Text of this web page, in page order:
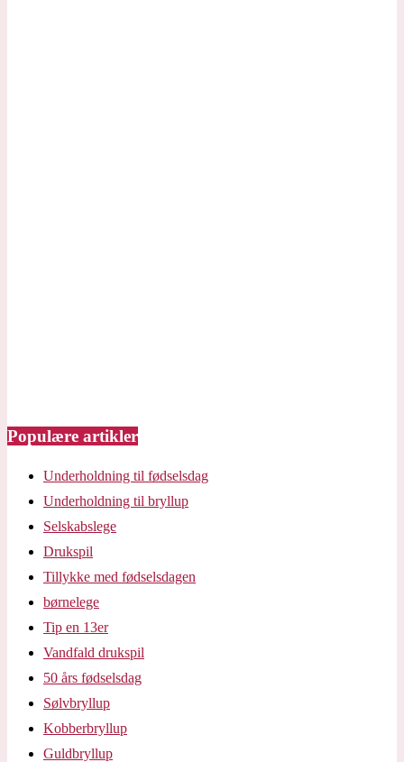
Populære artikler
Underholdning til fødselsdag
Underholdning til bryllup
Selskabslege
Drukspil
Tillykke med fødselsdagen
børnelege
Tip en 13er
Vandfald drukspil
50 års fødselsdag
Sølvbryllup
Kobberbryllup
Guldbryllup